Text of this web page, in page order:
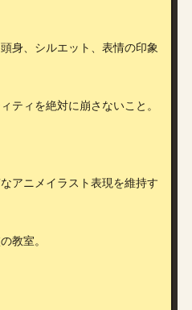
身、シルエット、表情の印象
ティを絶対に崩さないこと。
アニメイラスト表現を維持す
教室。